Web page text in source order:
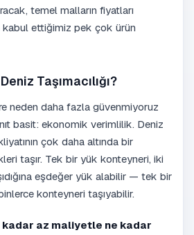
temel malların fiyatları
kabul ettiğimiz pek çok ürün
Taşımacılığı?
neden daha fazla güvenmiyoruz
basit: ekonomik verimlilik. Deniz
çok daha altında bir
taşır. Tek bir yük konteyneri, iki
eşdeğer yük alabilir — tek bir
konteyneri taşıyabilir.
kadar az maliyetle ne kadar